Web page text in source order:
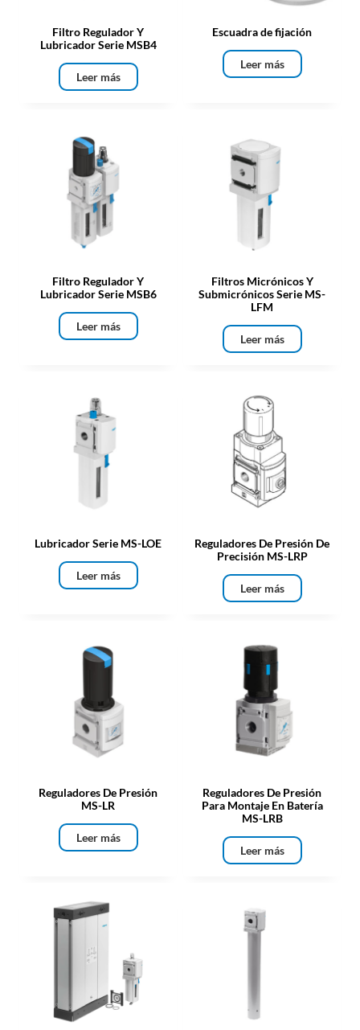
Filtro Regulador Y
Lubricador Serie MSB4
Leer más
Escuadra de fijación
Leer más
Filtro Regulador Y
Lubricador Serie MSB6
Leer más
Filtros Micrónicos Y
Submicrónicos Serie MS-
LFM
Leer más
Lubricador Serie MS-LOE
Leer más
Reguladores De Presión De
Precisión MS-LRP
Leer más
Reguladores De Presión
MS-LR
Leer más
Reguladores De Presión
Para Montaje En Batería
MS-LRB
Leer más